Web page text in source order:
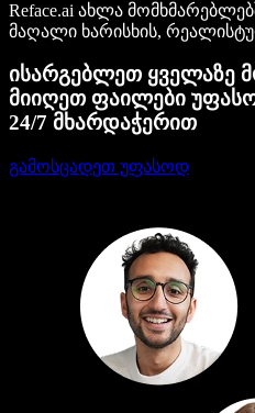
Reface.ai ახლა
მაღალი ხარისხის,
ისარგებლეთ ყველაზე
მიიღეთ ფაილები
24/7 მხარდაჭერით
გამოსცადეთ უფასოდ